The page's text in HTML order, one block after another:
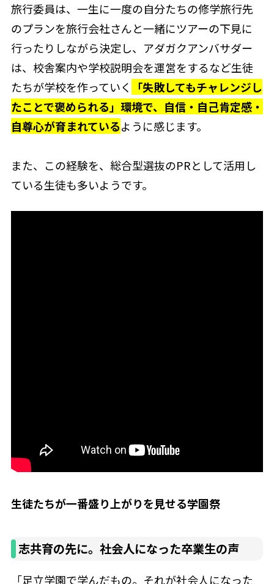
旅行委員は、一生に一度の自分たちの修学旅行先
のプランを旅行会社さんと一緒にツアーの下見に
行ったりしながら決定し、アダガクアンバサダー
は、校舎案内や学校説明会を運営をするなど生徒
たちが学校を作っていく
「失敗してもチャレンジし
たことで褒められる」環境で、自信・自己肯定感・
自尊心が育まれているように感じます。
また、この経験を、総合型選抜のPRとして活用し
ている生徒も多いようです。
生徒たちが一番盛り上がりを見せる学園祭
志共育の先に。社会人になった卒業生の声
「足立学園で学んだもの。それが社会人になった